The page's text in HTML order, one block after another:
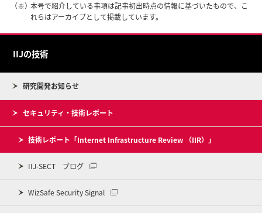
（※）本号で紹介している事項は記事初出時点の情報に基づいたもので、こ
れらはアーカイブとして掲載しています。
IIJの技術
研究開発お知らせ
セキュリティ・技術レポート
技術レポート「Internet Infrastructure Review （IIR）」
IIJ-SECT ブログ
WizSafe Security Signal